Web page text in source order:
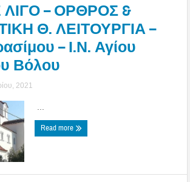
ΛΙΓΟ – ΟΡΘΡΟΣ &
Θ. ΛΕΙΤΟΥΡΓΙΑ –
– Ι.Ν. Αγίου
Βόλου
2021
Read more